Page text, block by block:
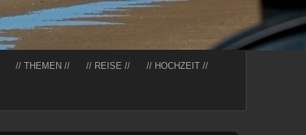
// THEMEN // // REISE // // HOCHZEIT //